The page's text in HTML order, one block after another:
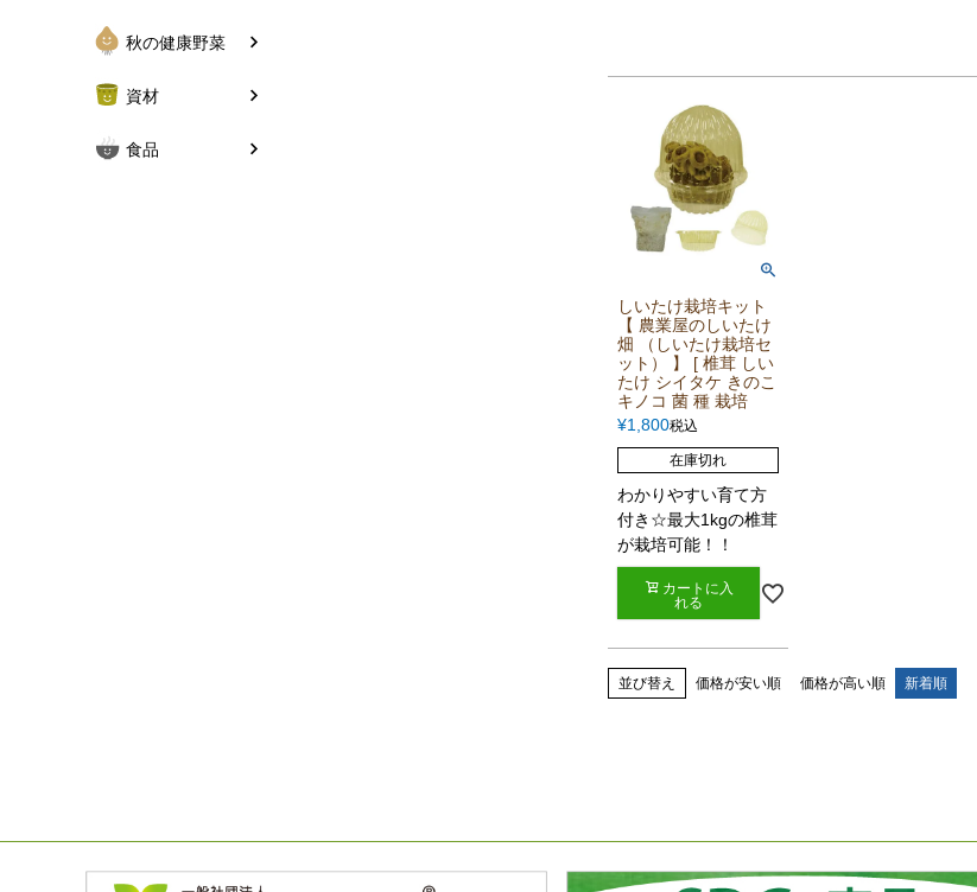
秋の健康野菜
資材
食品
しいたけ栽培キット
【 農業屋のしいたけ
畑 （しいたけ栽培セ
ット） 】 [ 椎茸 しい
たけ シイタケ きのこ
キノコ 菌 種 栽培
¥1,800税込
在庫切れ
わかりやすい育て方
付き☆最大1kgの椎茸
が栽培可能！！
カートに入
れる
並び替え 価格が安い順 価格が高い順 新着順